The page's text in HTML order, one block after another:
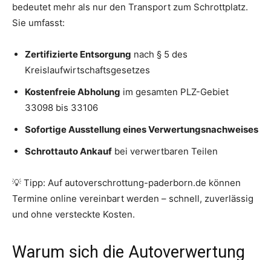
bedeutet mehr als nur den Transport zum Schrottplatz.
Sie umfasst:
Zertifizierte Entsorgung nach § 5 des
Kreislaufwirtschaftsgesetzes
Kostenfreie Abholung im gesamten PLZ-Gebiet
33098 bis 33106
Sofortige Ausstellung eines Verwertungsnachweises
Schrottauto Ankauf bei verwertbaren Teilen
💡 Tipp: Auf autoverschrottung-paderborn.de können
Termine online vereinbart werden – schnell, zuverlässig
und ohne versteckte Kosten.
Warum sich die Autoverwertung